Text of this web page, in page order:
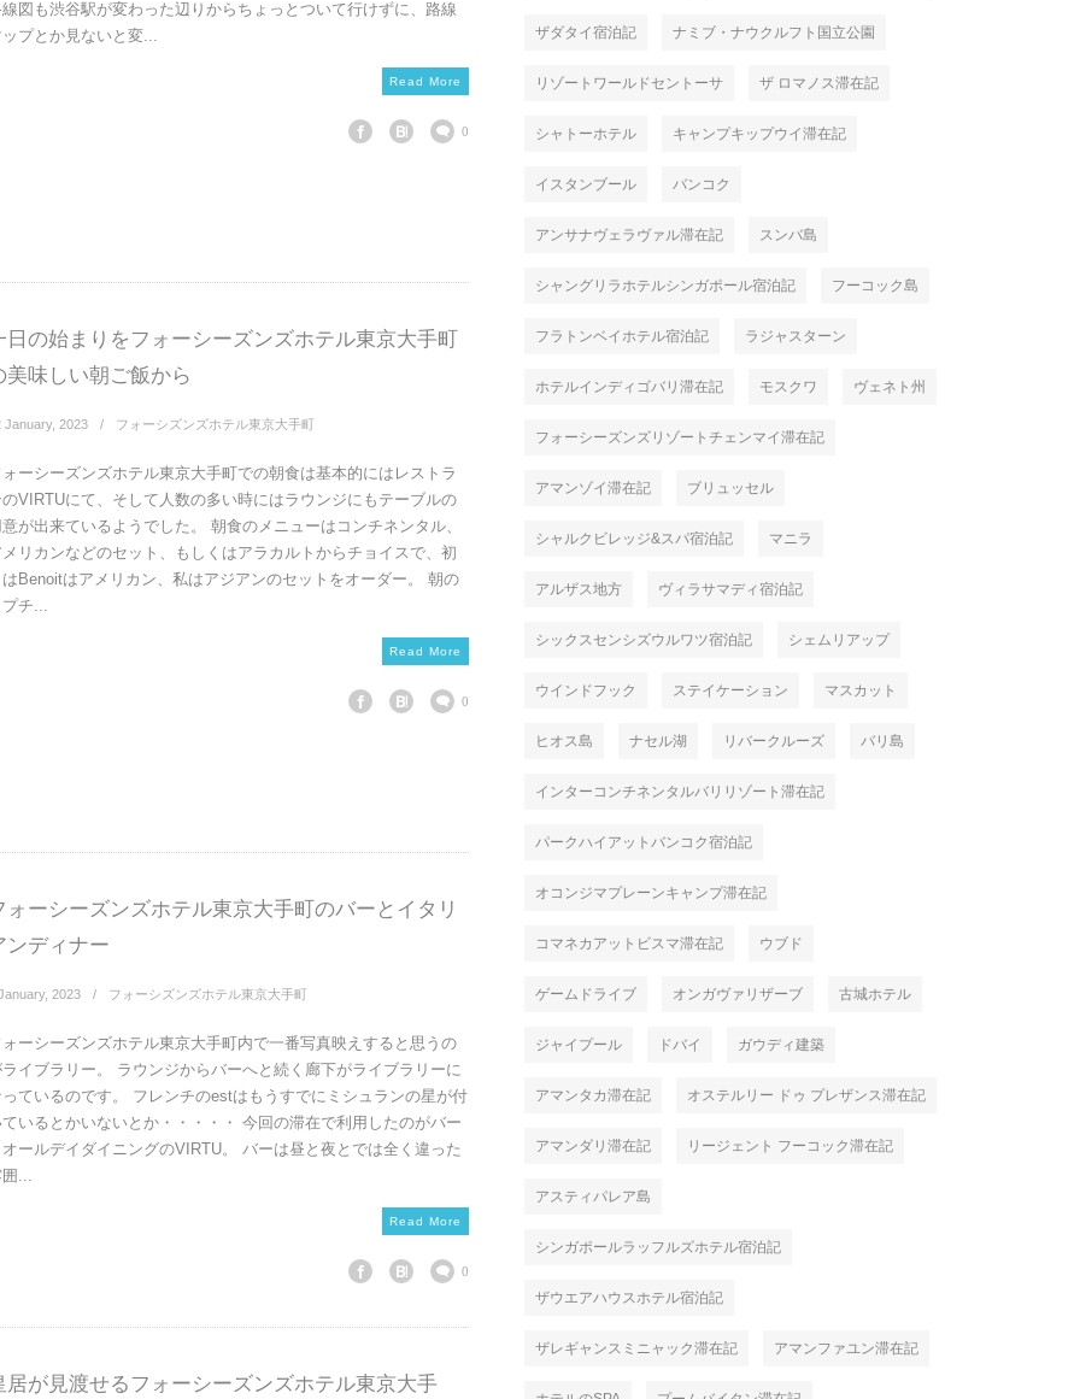
図も渋谷駅が変わった辺りからちょっとついて行けずに、路線
プとか見ないと変...
Read More
0
日の始まりをフォーシーズンズホテル東京大手町
美味しい朝ご飯から
January, 2023 フォーシズンズホテル東京大手町
ーシーズンズホテル東京大手町での朝食は基本的にはレストラ
VIRTUにて、そして人数の多い時にはラウンジにもテーブルの
が出来ているようでした。 朝食のメニューはコンチネンタル、
リカンなどのセット、もしくはアラカルトからチョイスで、初
Benoitはアメリカン、私はアジアンのセットをオーダー。 朝の
チ...
Read More
0
ォーシーズンズホテル東京大手町のバーとイタリ
ンディナー
, 2023 フォーシズンズホテル東京大手町
ーシーズンズホテル東京大手町内で一番写真映えすると思うの
イブラリー。 ラウンジからバーへと続く廊下がライブラリーに
ているのです。 フレンチのestはもうすでにミシュランの星が付
いるとかいないとか・・・・・ 今回の滞在で利用したのがバー
ールデイダイニングのVIRTU。 バーは昼と夜とでは全く違った
...
Read More
0
居が見渡せるフォーシーズンズホテル東京大手
ザダタイ宿泊記 ナミブ・ナウクルフト国立公園
リゾートワールドセントーサ ザ ロマノス滞在記
シャトーホテル キャンプキップウイ滞在記
イスタンブール バンコク
アンサナヴェラヴァル滞在記 スンバ島
シャングリラホテルシンガポール宿泊記 フーコック島
フラトンベイホテル宿泊記 ラジャスターン
ホテルインディゴバリ滞在記 モスクワ ヴェネト州
フォーシーズンズリゾートチェンマイ滞在記
アマンゾイ滞在記 ブリュッセル
シャルクビレッジ&スパ宿泊記 マニラ
アルザス地方 ヴィラサマディ宿泊記
シックスセンシズウルワツ宿泊記 シェムリアップ
ウインドフック ステイケーション マスカット
ヒオス島 ナセル湖 リバークルーズ バリ島
インターコンチネンタルバリリゾート滞在記
パークハイアットバンコク宿泊記
オコンジマプレーンキャンプ滞在記
コマネカアットビスマ滞在記 ウブド
ゲームドライブ オンガヴァリザーブ 古城ホテル
ジャイプール ドバイ ガウディ建築
アマンタカ滞在記 オステルリー ドゥ プレザンス滞在記
アマンダリ滞在記 リージェント フーコック滞在記
アスティパレア島
シンガポールラッフルズホテル宿泊記
ザウエアハウスホテル宿泊記
ザレギャンスミニャック滞在記 アマンファユン滞在記